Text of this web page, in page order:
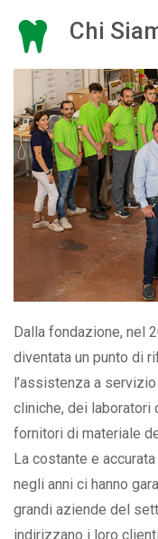
Chi
Dalla fondazione, nel
diventata un punto di
l’assistenza a
cliniche, dei
fornitori di materiale
La costante e
negli anni ci hanno
grandi aziende del
indirizzano i loro